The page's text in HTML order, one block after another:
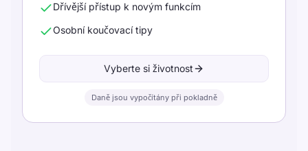
Dřívější přístup k novým funkcím
Osobní koučovací tipy
Vyberte si životnost
Daně jsou vypočítány při pokladně